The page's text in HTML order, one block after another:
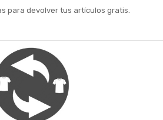
para devolver tus artículos gratis.